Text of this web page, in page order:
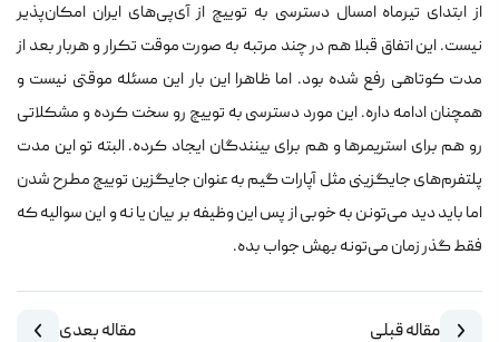
از ابتدای تیرماه امسال دسترسی به توییچ از آی‌پی‌های ایران امکان‌پذیر
نیست. این اتفاق قبلا هم در چند مرتبه به صورت موقت تکرار و هربار بعد از
مدت کوتاهی رفع شده بود. اما ظاهرا این بار این مسئله موقتی نیست و
همچنان ادامه داره. این مورد دسترسی به توییچ رو سخت کرده و مشکلاتی
رو هم برای استریمرها و هم برای بینندگان ایجاد کرده. البته تو این مدت
پلتفرم‌های جایگزینی مثل آپارات گیم به عنوان جایگزین توییچ مطرح شدن
اما باید دید می‌تونن به خوبی از پس این وظیفه بر بیان یا نه و این سوالیه که
فقط گذر زمان می‌تونه بهش جواب بده.
مقاله قبلی مقاله بعدی